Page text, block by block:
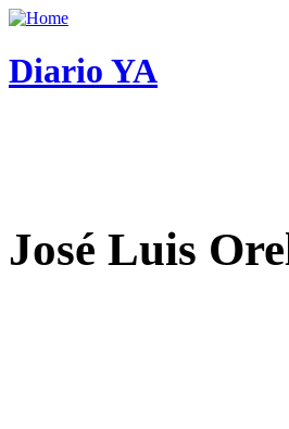
Diario YA
José Luis